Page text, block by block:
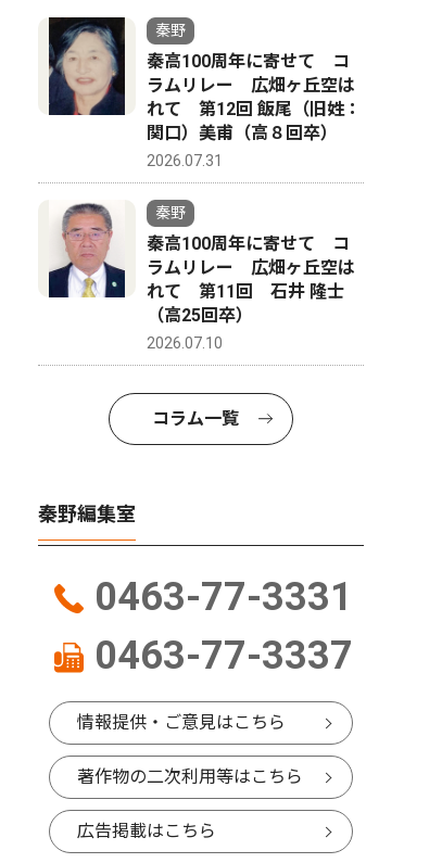
秦野
秦高100周年に寄せて コ
ラムリレー 広畑ヶ丘空は
れて 第12回 飯尾（旧姓：
関口）美甫（高８回卒）
2026.07.31
秦野
秦高100周年に寄せて コ
ラムリレー 広畑ヶ丘空は
れて 第11回 石井 隆士
（高25回卒）
2026.07.10
コラム一覧
秦野編集室
0463-77-3331
0463-77-3337
情報提供・ご意見はこちら
著作物の二次利用等はこちら
広告掲載はこちら